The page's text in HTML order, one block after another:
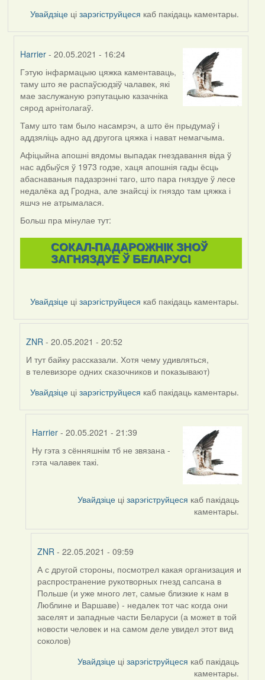
Увайдзіце цізарэгіструйцеся каб пакідаць каментары.
Harrier - 20.05.2021 - 16:24
In
reply
to
by
ZNR
Гэтую інфармацыю цяжка каментаваць,
таму што яе распаўсюдзіў чалавек, які
мае заслужаную рэпутацыю казачніка
сярод арнітолагаў.
Таму што там было насамрэч, а што ён прыдумаў і
аддзяліць адно ад другога цяжка і нават немагчыма.
Афіцыйна апошні вядомы выпадак гнездавання віда ў
нас адбыўся ў 1973 годзе, хаця апошнія гады ёсць
абаснаваныя падазрэнні таго, што пара гняздуе ў лесе
недалёка ад Гродна, але знайсці іх гняздо там цяжка і
яшчэ не атрымалася.
Больш пра мінулае тут:
СОКАЛ-ПАДАРОЖНІК ЗНОЎ
ЗАГНЯЗДУЕ Ў БЕЛАРУСІ
Увайдзіце цізарэгіструйцеся каб пакідаць каментары.
ZNR - 20.05.2021 - 20:52
In
reply
to
Harrier
И тут байку рассказали. Хотя чему удивляться,
в телевизоре одних сказочников и показывают)
Увайдзіце цізарэгіструйцеся каб пакідаць каментары.
Harrier- 20.05.2021 - 21:39
In
reply
Ну гэта з сённяшнім тб не звязана -
гэта чалавек такі.
Увайдзіце цізарэгіструйцеся каб пакідаць
каментары.
ZNR - 22.05.2021 - 09:59
In
reply
to
by
Harrier
А с другой стороны, посмотрел какая организация и
распространение рукотворных гнезд сапсана в
Польше (и уже много лет, самые близкие к нам в
Люблине и Варшаве) - недалек тот час когда они
заселят и западные части Беларуси (а может в той
новости человек и на самом деле увидел этот вид
соколов)
Увайдзіце цізарэгіструйцеся каб пакідаць
каментары.